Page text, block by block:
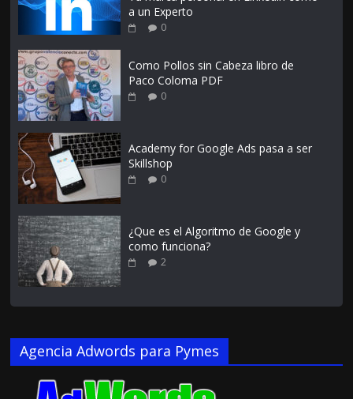
a un Experto
0
Como Pollos sin Cabeza libro de
Paco Coloma PDF
0
Academy for Google Ads pasa a ser
Skillshop
0
¿Que es el Algoritmo de Google y
como funciona?
2
Agencia Adwords para Pymes